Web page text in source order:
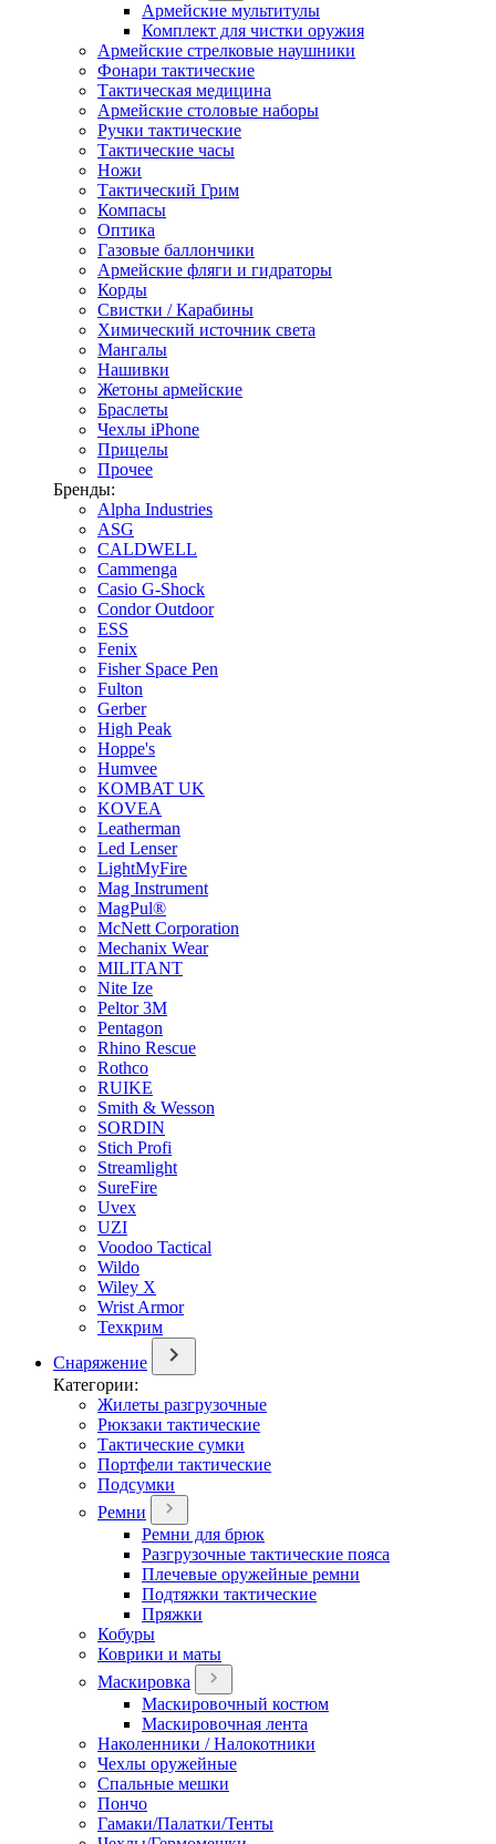
Армейские мультитулы
Комплект для чистки оружия
Армейские стрелковые наушники
Фонари тактические
Тактическая медицина
Армейские столовые наборы
Ручки тактические
Тактические часы
Ножи
Тактический Грим
Компасы
Оптика
Газовые баллончики
Армейские фляги и гидраторы
Корды
Свистки / Карабины
Химический источник света
Мангалы
Нашивки
Жетоны армейские
Браслеты
Чехлы iPhone
Прицелы
Прочее
Бренды:
Alpha Industries
ASG
CALDWELL
Cammenga
Casio G-Shock
Condor Outdoor
ESS
Fenix
Fisher Space Pen
Fulton
Gerber
High Peak
Hoppe's
Humvee
KOMBAT UK
KOVEA
Leatherman
Led Lenser
LightMyFire
Mag Instrument
MagPul®
McNett Corporation
Mechanix Wear
MILITANT
Nite Ize
Peltor 3M
Pentagon
Rhino Rescue
Rothco
RUIKE
Smith & Wesson
SORDIN
Stich Profi
Streamlight
SureFire
Uvex
UZI
Voodoo Tactical
Wildo
Wiley X
Wrist Armor
Техкрим
Снаряжение
Категории:
Жилеты разгрузочные
Рюкзаки тактические
Тактические сумки
Портфели тактические
Подсумки
Ремни
Ремни для брюк
Разгрузочные тактические пояса
Плечевые оружейные ремни
Подтяжки тактические
Пряжки
Кобуры
Коврики и маты
Маскировка
Маскировочный костюм
Маскировочная лента
Наколенники / Налокотники
Чехлы оружейные
Спальные мешки
Пончо
Гамаки/Палатки/Тенты